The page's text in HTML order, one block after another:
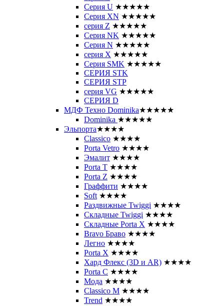
Серия U ★★★★★
Серия XN ★★★★★
серия Z ★★★★★
Серия NK ★★★★★
Серия N ★★★★★
серия X ★★★★★
Серия SMK ★★★★★
СЕРИЯ STK
СЕРИЯ STP
серия VG ★★★★★
СЕРИЯ D
МДФ Техно Dominika★★★★★
Dominika ★★★★★
Эльпорта★★★★
Classico ★★★★
Porta Vetro ★★★★
Эмалит ★★★★
Porta T ★★★★
Porta Z ★★★★
Граффити ★★★★
Soft ★★★★
Раздвижные Twiggi ★★★★
Складные Twiggi ★★★★
Складные Porta X ★★★★
Bravo Браво ★★★★
Легно ★★★★
Porta X ★★★★
Хард Флекс (3D и AR) ★★★★
Porta C ★★★★
Мода ★★★★
Classico M ★★★★
Trend ★★★★